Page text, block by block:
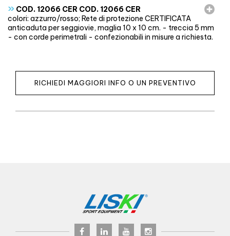
» COD. 12066 CER COD. 12066 CER
colori: azzurro/rosso; Rete di protezione CERTIFICATA
anticaduta per seggiovie, maglia 10 x 10 cm. - treccia 5 mm
- con corde perimetrali - confezionabili in misure a richiesta.
RICHIEDI MAGGIORI INFO O UN PREVENTIVO